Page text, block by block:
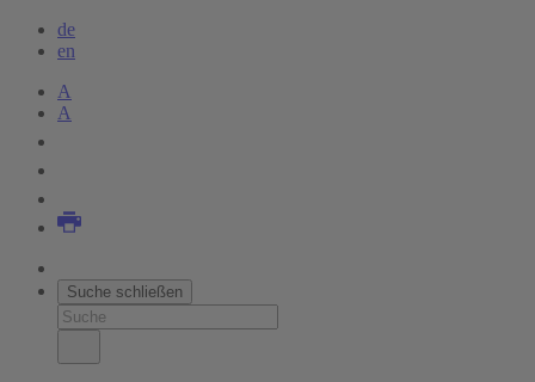
de
en
A
A
Suche schließen